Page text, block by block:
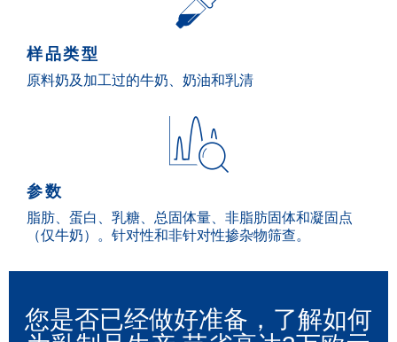
样品类型
原料奶及加工过的牛奶、奶油和乳清
参数
脂肪、蛋白、乳糖、总固体量、非脂肪固体和凝固点
（仅牛奶）。针对性和非针对性掺杂物筛查。
您是否已经做好准备，了解如何